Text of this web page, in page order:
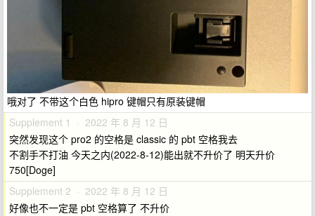
哦对了 不带这个白色 hipro 键帽只有原装键帽
Supplement 1 · 2022 年 8 月 12 日
突然发现这个 pro2 的空格是 classic 的 pbt 空格我去
不割手不打油 今天之内(2022-8-12)能出就不升价了 明天升价
750[Doge]
Supplement 2 · 2022 年 8 月 12 日
好像也不一定是 pbt 空格算了 不升价